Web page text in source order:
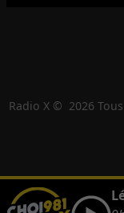
Radio X © 2026